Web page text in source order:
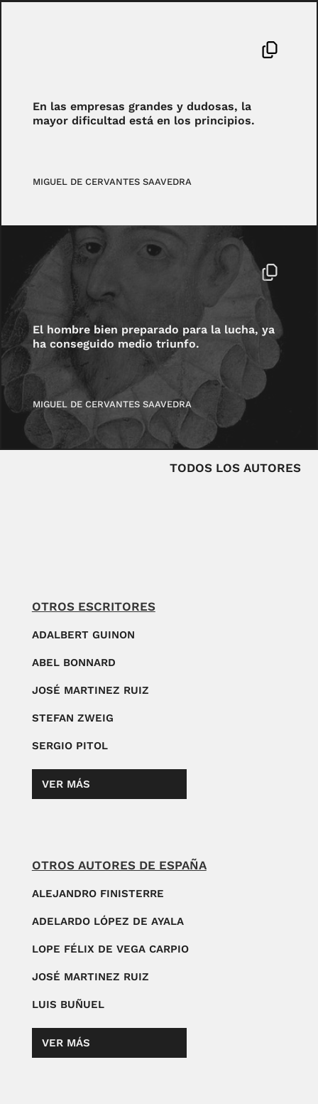
En las empresas grandes y dudosas, la
mayor dificultad está en los principios.
MIGUEL DE CERVANTES SAAVEDRA
El hombre bien preparado para la lucha, ya
ha conseguido medio triunfo.
MIGUEL DE CERVANTES SAAVEDRA
TODOS LOS AUTORES
OTROS ESCRITORES
ADALBERT GUINON
ABEL BONNARD
JOSÉ MARTINEZ RUIZ
STEFAN ZWEIG
SERGIO PITOL
VER MÁS
OTROS AUTORES DE ESPAÑA
ALEJANDRO FINISTERRE
ADELARDO LÓPEZ DE AYALA
LOPE FÉLIX DE VEGA CARPIO
JOSÉ MARTINEZ RUIZ
LUIS BUÑUEL
VER MÁS